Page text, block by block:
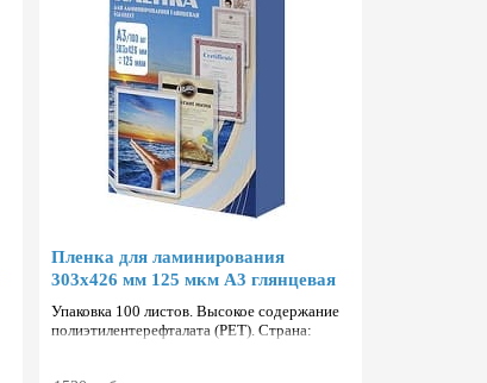
Пленка для ламинирования
303х426 мм 125 мкм А3 глянцевая
Упаковка 100 листов. Высокое содержание
полиэтилентерефталата (PET). Страна: